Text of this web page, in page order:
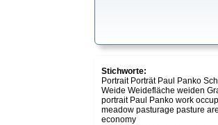
Stichworte:
Portrait Porträt Paul Panko
Weide Weidefläche weiden
portrait Paul Panko work
meadow pasturage pasture
economy